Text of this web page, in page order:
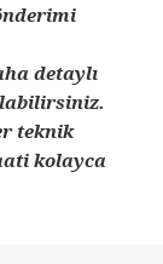
detaylı
teknik
kolayca